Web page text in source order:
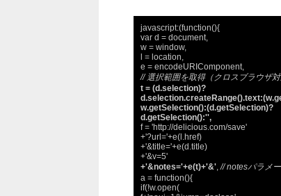
javascript:(function(){
var d = document,
w = window,
l = location,
// 選択範囲を取得（クロスブラウザ対
t = (d.selection)?
w.getSelection():(d.getSelection)?
d.getSelection():'',
f = 'http://delicious.com/save'
+'?url='+e(l.href)
+'&title='+e(d.title)
+'&notes='+e(t)+'&', // notesパラメ
a = function(){
if(!w.open(